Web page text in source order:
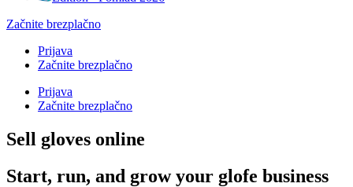
Začnite brezplačno
Prijava
Začnite brezplačno
Prijava
Začnite brezplačno
Sell gloves online
Start, run, and grow your glofe business